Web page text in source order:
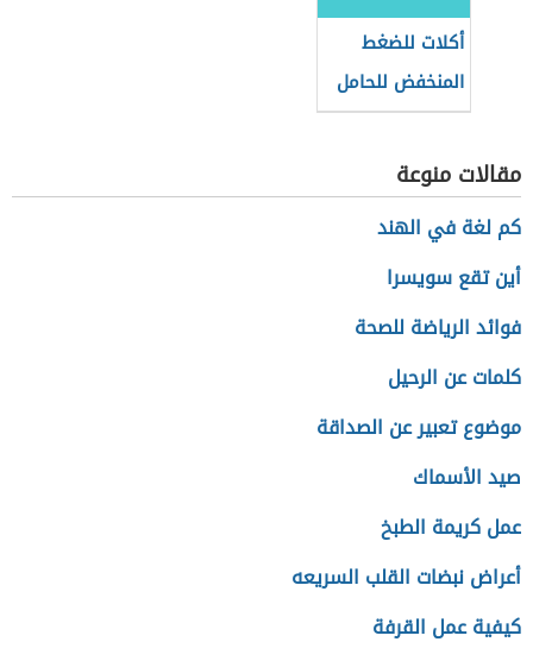
أكلات للضغط
المنخفض للحامل
مقالات منوعة
كم لغة في الهند
أين تقع سويسرا
فوائد الرياضة للصحة
كلمات عن الرحيل
موضوع تعبير عن الصداقة
صيد الأسماك
عمل كريمة الطبخ
أعراض نبضات القلب السريعه
كيفية عمل القرفة